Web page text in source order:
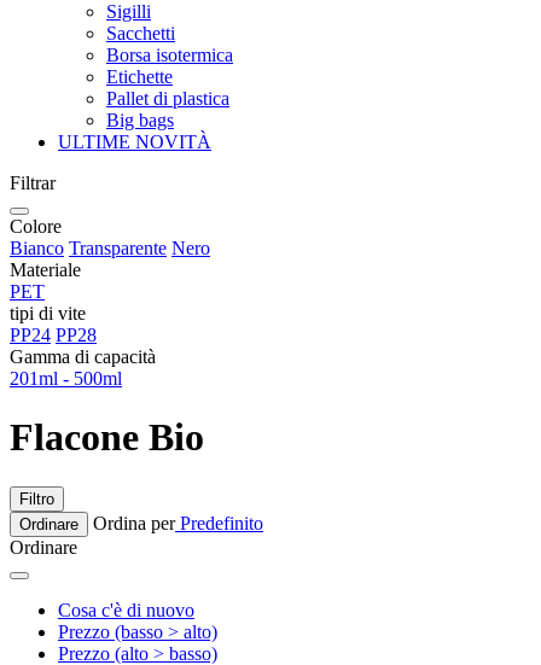
Sigilli
Sacchetti
Borsa isotermica
Etichette
Pallet di plastica
Big bags
ULTIME NOVITÀ
Filtrar
Colore
Bianco Transparente Nero
Materiale
PET
tipi di vite
PP24 PP28
Gamma di capacità
201ml - 500ml
Flacone Bio
Filtro
Ordinare
Ordina perPredefinito
Ordinare
Cosa c'è di nuovo
Prezzo (basso > alto)
Prezzo (alto > basso)